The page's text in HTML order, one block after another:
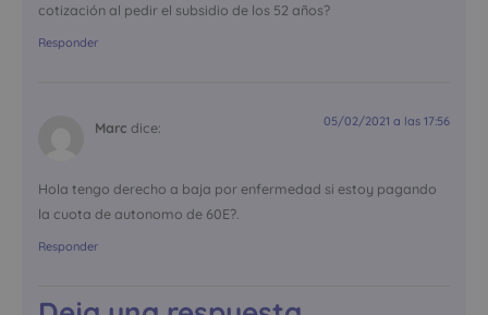
cotización al pedir el subsidio de los 52 años?
Responder
Marc dice: 05/02/2021 a las 17:56
Hola tengo derecho a baja por enfermedad si estoy pagando
la cuota de autonomo de 60E?.
Responder